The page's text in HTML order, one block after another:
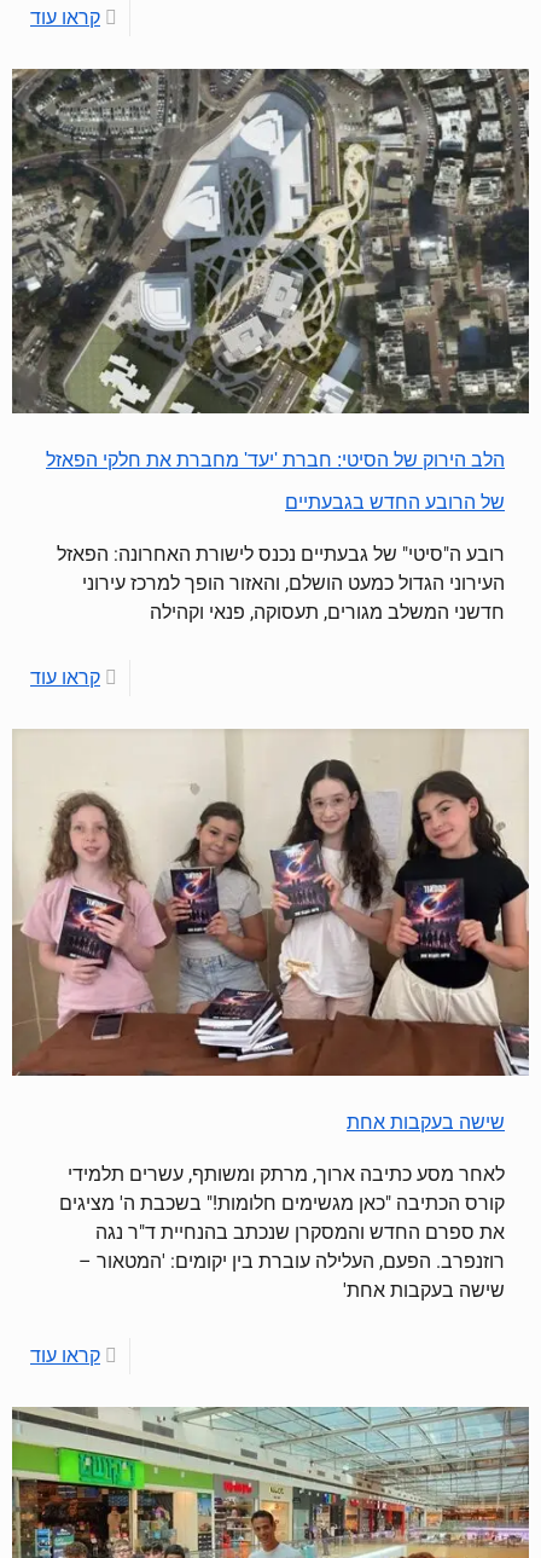
קראו עוד
הלב הירוק של הסיטי: חברת 'יעד' מחברת את חלקי הפאזל
של הרובע החדש בגבעתיים
רובע ה"סיטי" של גבעתיים נכנס לישורת האחרונה: הפאזל
העירוני הגדול כמעט הושלם, והאזור הופך למרכז עירוני
חדשני המשלב מגורים, תעסוקה, פנאי וקהילה
קראו עוד
שישה בעקבות אחת
לאחר מסע כתיבה ארוך, מרתק ומשותף, עשרים תלמידי
קורס הכתיבה "כאן מגשימים חלומות!" בשכבת ה' מציגים
את ספרם החדש והמסקרן שנכתב בהנחיית ד"ר נגה
רוזנפרב. הפעם, העלילה עוברת בין יקומים: 'המטאור –
שישה בעקבות אחת'
קראו עוד